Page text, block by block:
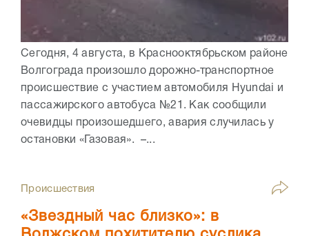
Сегодня, 4 августа, в Краснооктябрьском районе
Волгограда произошло дорожно-транспортное
происшествие с участием автомобиля Hyundai и
пассажирского автобуса №21. Как сообщили
очевидцы произошедшего, авария случилась у
остановки «Газовая». –...
Происшествия
«Звездный час близко»: в